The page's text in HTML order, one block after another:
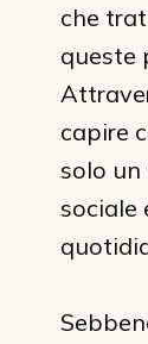
che
queste
capire
solo
sociale